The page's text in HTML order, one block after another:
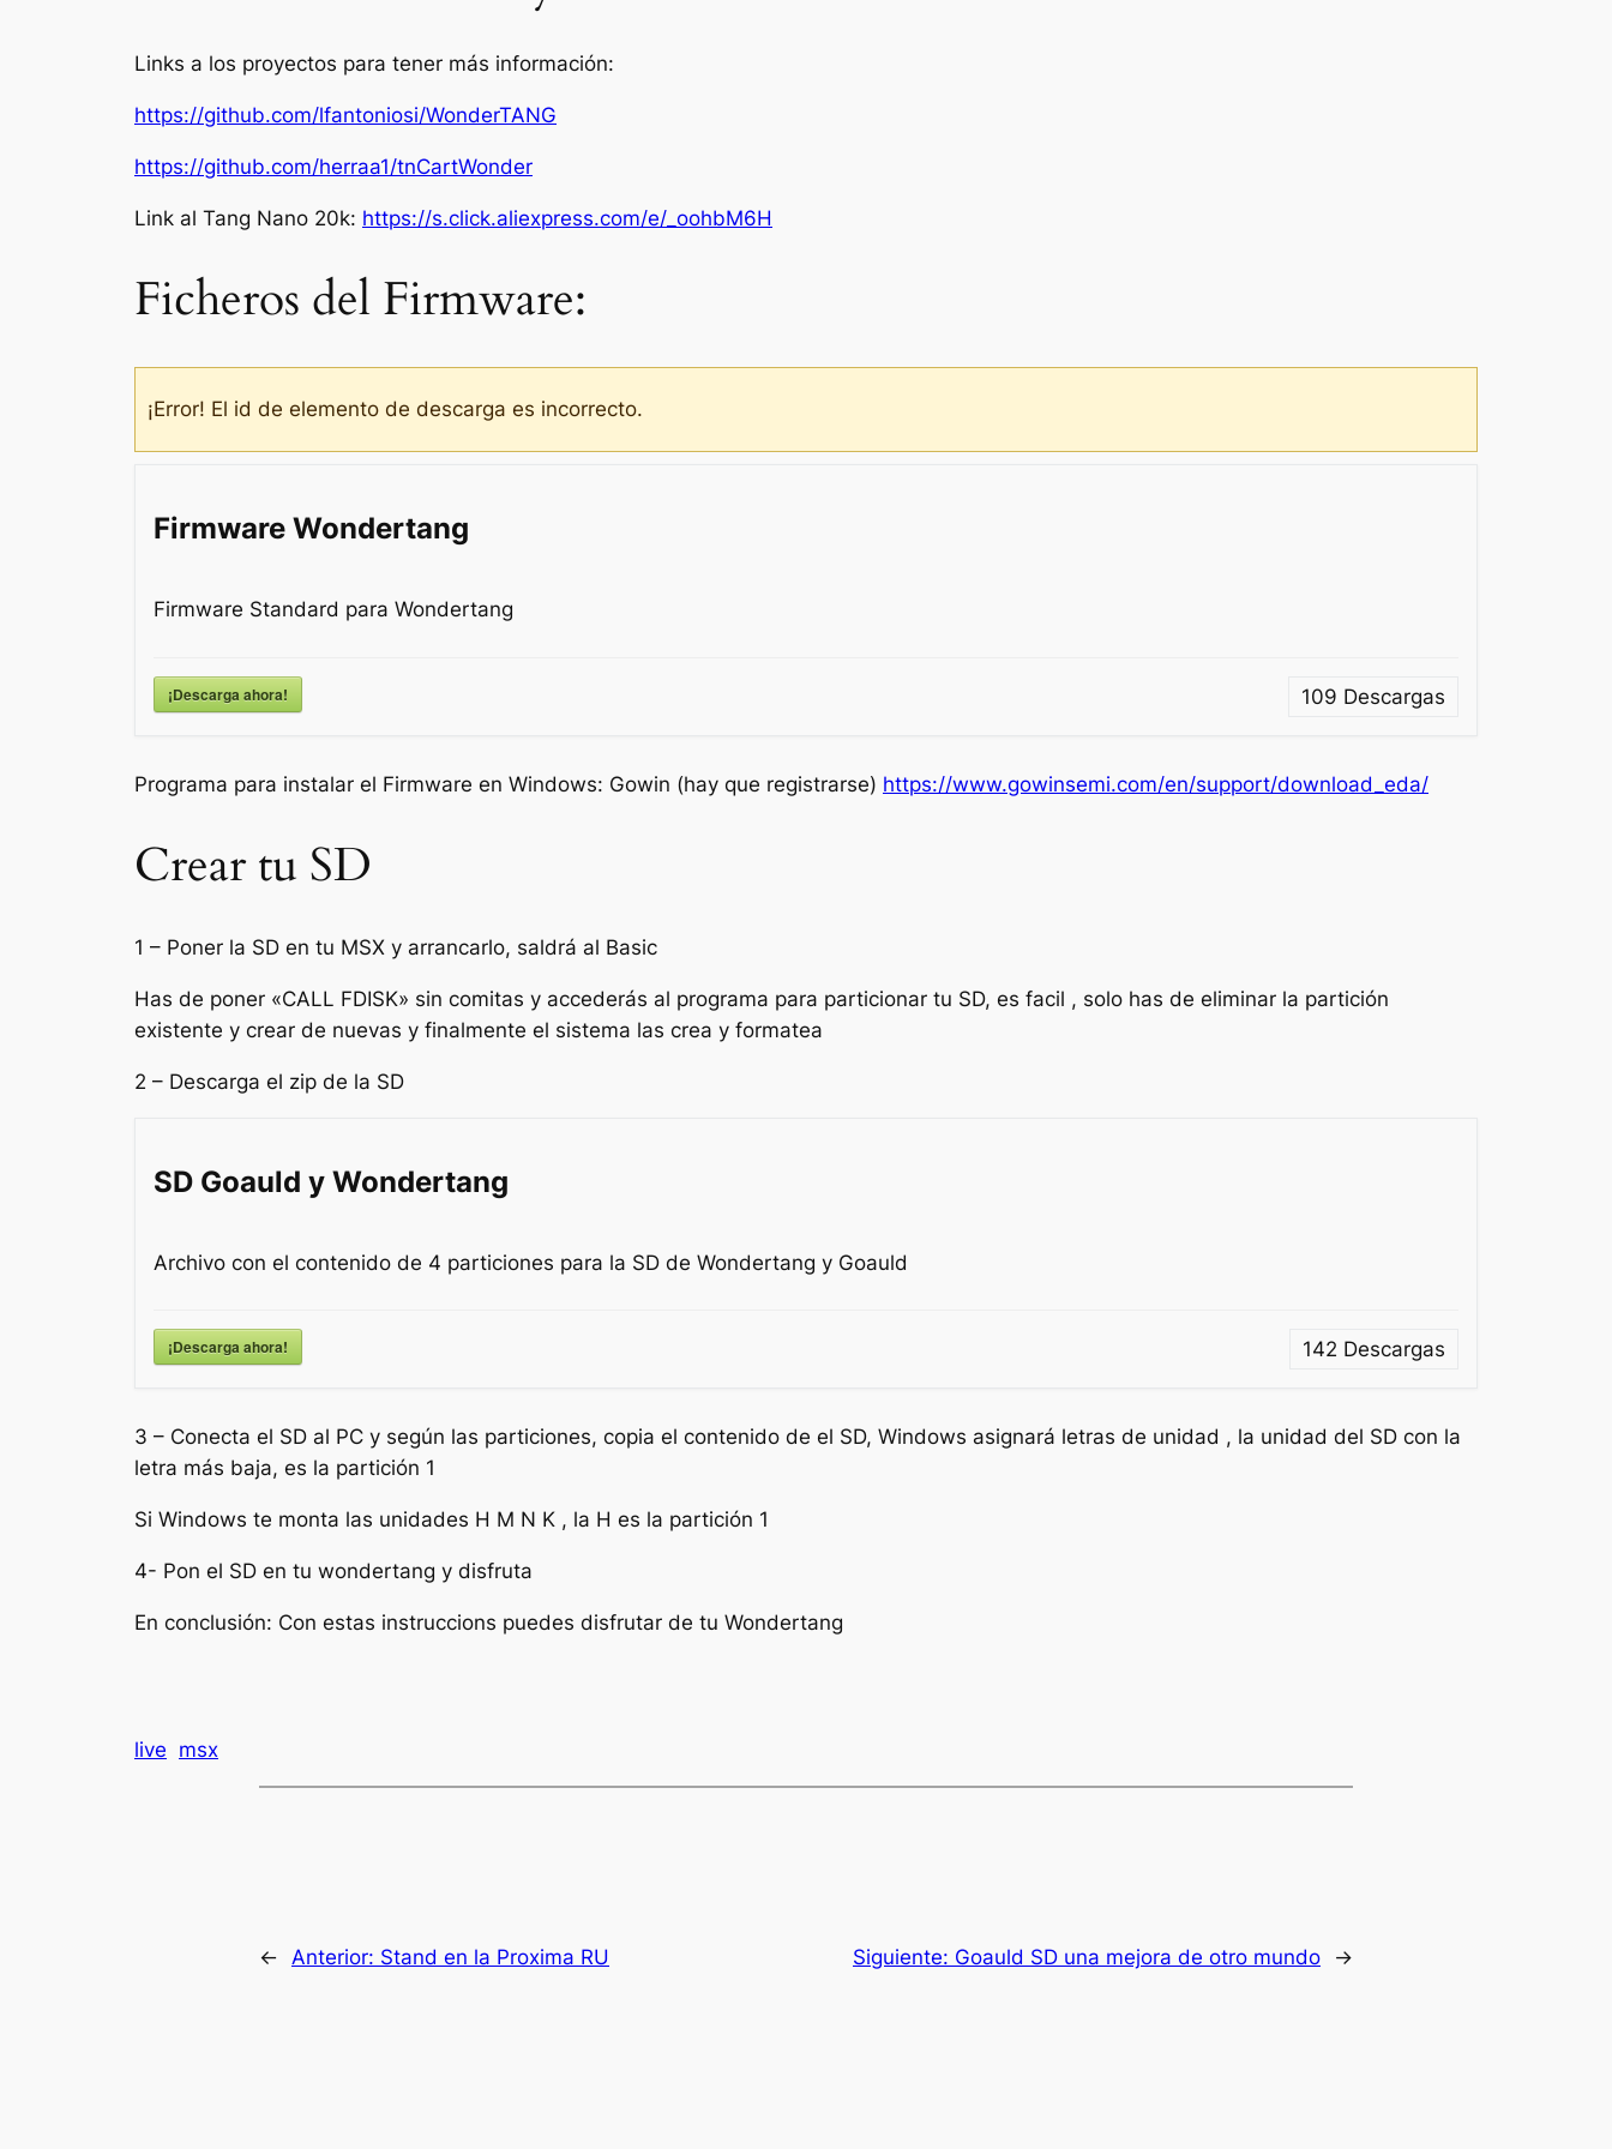
Links a los proyectos para tener más información:
https://github.com/lfantoniosi/WonderTANG
https://github.com/herraa1/tnCartWonder
Link al Tang Nano 20k: https://s.click.aliexpress.com/e/_oohbM6H
Ficheros del Firmware:
¡Error! El id de elemento de descarga es incorrecto.
Firmware Wondertang
Firmware Standard para Wondertang
¡Descarga ahora! 109 Descargas
Programa para instalar el Firmware en Windows: Gowin (hay que registrarse) https://www.gowinsemi.com/en/support/download_eda/
Crear tu SD
1 – Poner la SD en tu MSX y arrancarlo, saldrá al Basic
Has de poner «CALL FDISK» sin comitas y accederás al programa para particionar tu SD, es facil , solo has de eliminar la partición
existente y crear de nuevas y finalmente el sistema las crea y formatea
2 – Descarga el zip de la SD
SD Goauld y Wondertang
Archivo con el contenido de 4 particiones para la SD de Wondertang y Goauld
¡Descarga ahora! 142 Descargas
3 – Conecta el SD al PC y según las particiones, copia el contenido de el SD, Windows asignará letras de unidad , la unidad del SD con la
letra más baja, es la partición 1
Si Windows te monta las unidades H M N K , la H es la partición 1
4- Pon el SD en tu wondertang y disfruta
En conclusión: Con estas instruccions puedes disfrutar de tu Wondertang
live msx
← Anterior: Stand en la Proxima RU Siguiente: Goauld SD una mejora de otro mundo →